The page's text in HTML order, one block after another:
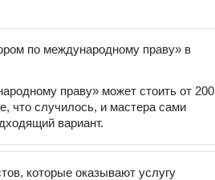
по международному праву» в
праву» может стоить от 200
что случилось, и мастера сами
вариант.
которые оказывают услугу